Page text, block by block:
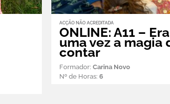
ACÇÃO NÃO ACREDITADA
ONLINE: A11 – Era
uma vez a magia
contar
Formador: Carina Novo
Nº de Horas: 6